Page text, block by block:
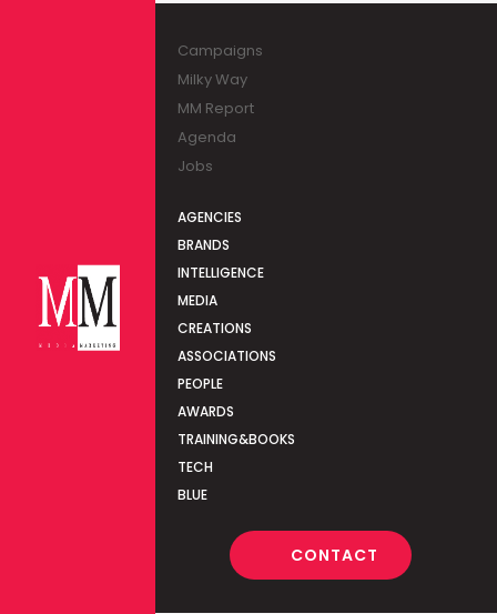
Campaigns
Milky Way
MM Report
Agenda
Jobs
AGENCIES
BRANDS
INTELLIGENCE
MEDIA
CREATIONS
ASSOCIATIONS
PEOPLE
AWARDS
TRAINING&BOOKS
TECH
BLUE
CONTACT